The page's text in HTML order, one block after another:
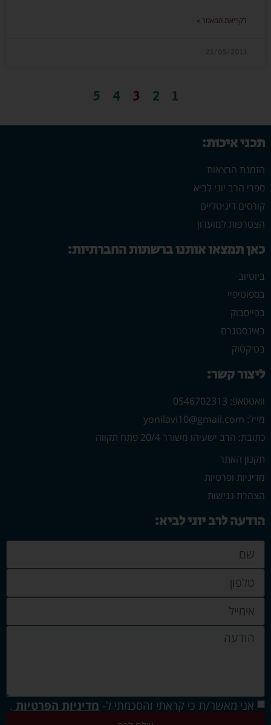
לקריאת המאמר »
1
2
3
4
5
תכני איכות:
הזמנת הרצאות
ספרי הרב יוני לביא
קורסים דיגיטליים
הצטרפות למועדון
כאן תמצאו אותנו ברשתות החברתיות:
ביוטיוב
בספוטיפיי
בפייסבוק
באינסטגרם
בטיקטוק
ליצור קשר:
וואטסאפ: 0546702313
מייל: yonilavi10@gmail.com
כתובת: הרב ישעיהו משורר 20/4 פתח תקווה
תקנון האתר
מדיניות ופרטיות
הצהרת נגישות
הודעה לרב יוני לביא:
אני מאשר/ת כי קראתי והסכמתי ל- מדיניות הפרטיות .